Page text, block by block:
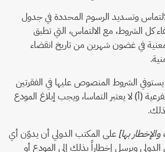
وتسديد الرسوم المحددة في جدول
كل الشروط، مع الالتماس، التي تطبق
في غضون شهرين من تاريخ انقضاء
الشروط المنصوص عليها في الفقرتين
الفرعية (أ) لا يعتبر التماسا، ويجب إبلاغ المودع
بها]على المكتب الدولي أن يدوّن أي
ويرسل إخطاراً بذلك إلى المودع أو